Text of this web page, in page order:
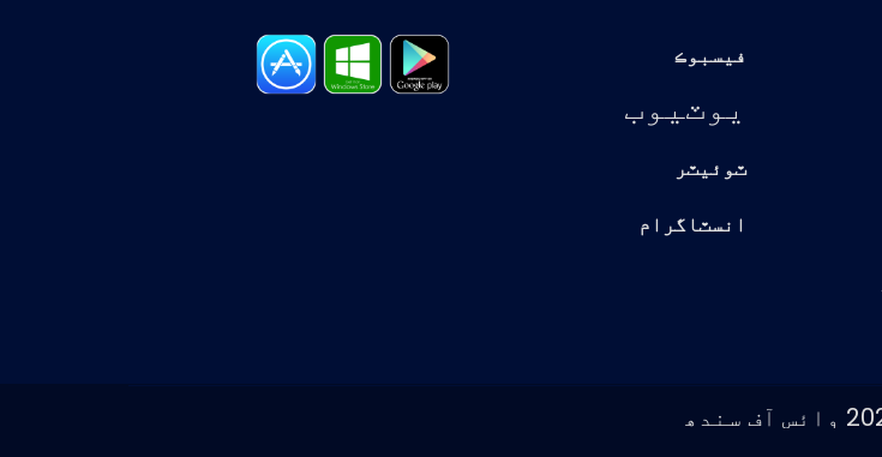
فيسبوڪ
يوٽيوب
ٽوئيٽر
انسٽاگرام